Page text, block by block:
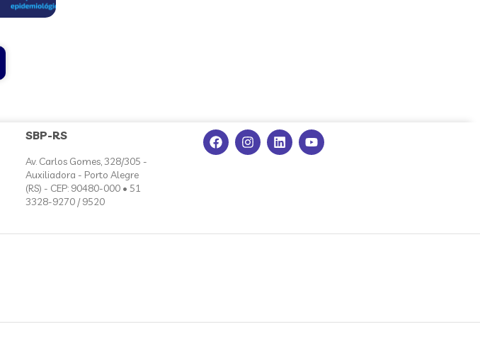
SBP-RS
Av. Carlos Gomes, 328/305 -
Auxiliadora - Porto Alegre
(RS) - CEP: 90480-000 • 51
3328-9270 / 9520